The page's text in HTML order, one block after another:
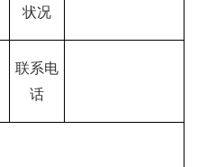
状况
联系电
话